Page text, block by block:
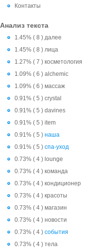
Контакты
Анализ текста
1.45% ( 8 ) далее
1.45% ( 8 ) лица
1.27% ( 7 ) косметология
1.09% ( 6 ) alchemic
1.09% ( 6 ) массаж
0.91% ( 5 ) crystal
0.91% ( 5 ) davines
0.91% ( 5 ) item
0.91% ( 5 ) наша
0.91% ( 5 ) спа-уход
0.73% ( 4 ) lounge
0.73% ( 4 ) команда
0.73% ( 4 ) кондиционер
0.73% ( 4 ) красоты
0.73% ( 4 ) магазин
0.73% ( 4 ) новости
0.73% ( 4 ) события
0.73% ( 4 ) тела